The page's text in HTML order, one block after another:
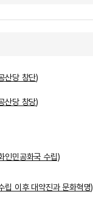
산당 창단)
산당 창당)
인민공화국 수립)
립 이후 대약진과 문화혁명)